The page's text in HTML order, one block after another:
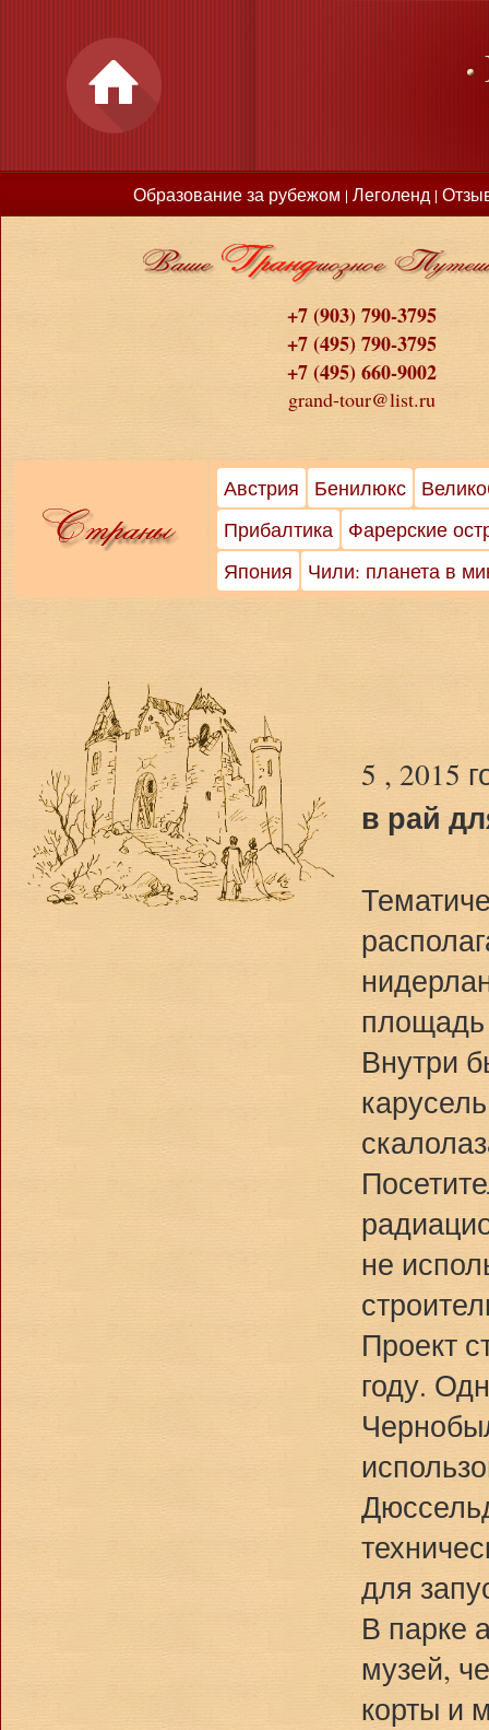
Образование за рубежом | Леголенд |
+7 (903) 790-3795
+7 (495) 790-3795
+7 (495) 660-9002
grand-tour@list.ru
Австрия Бенилюкс
Прибалтика
Фарерские
Япония
Чили: планета в
5 , 2015
в рай
площадь
Внутри
не
Проект
году.
для
В парке
музей,
корты и